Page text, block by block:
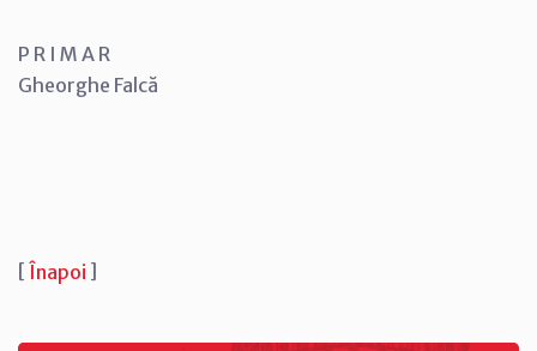
P R I M A R
Gheorghe Falcă
[ Înapoi ]